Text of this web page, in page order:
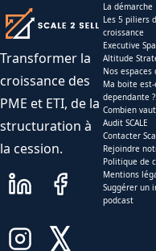
Transformer la
croissance des
PME et ETI, de la
structuration à
la cession.
La démarche
Les 5 piliers
croissance
Executive
Altitude
Nos
Ma boite
dependante ?
Combien
Audit SCALE
Contacter
Rejoindre
Politique de
Mentions
Suggérer un
podcast